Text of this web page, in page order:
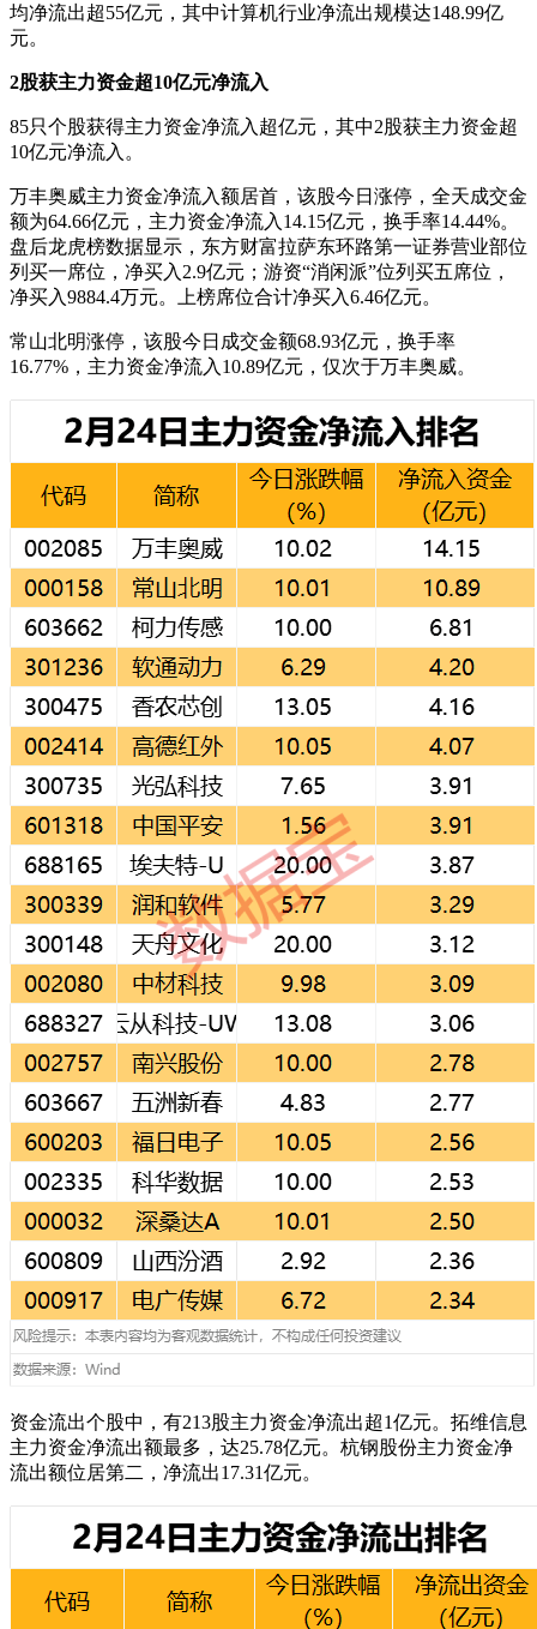
均净流出超55亿元，其中计算机行业净流出规模达148.99亿
元。
2股获主力资金超10亿元净流入
85只个股获得主力资金净流入超亿元，其中2股获主力资金超
10亿元净流入。
万丰奥威主力资金净流入额居首，该股今日涨停，全天成交金
额为64.66亿元，主力资金净流入14.15亿元，换手率14.44%。
盘后龙虎榜数据显示，东方财富拉萨东环路第一证券营业部位
列买一席位，净买入2.9亿元；游资“消闲派”位列买五席位，
净买入9884.4万元。上榜席位合计净买入6.46亿元。
常山北明涨停，该股今日成交金额68.93亿元，换手率
16.77%，主力资金净流入10.89亿元，仅次于万丰奥威。
资金流出个股中，有213股主力资金净流出超1亿元。拓维信息
主力资金净流出额最多，达25.78亿元。杭钢股份主力资金净
流出额位居第二，净流出17.31亿元。